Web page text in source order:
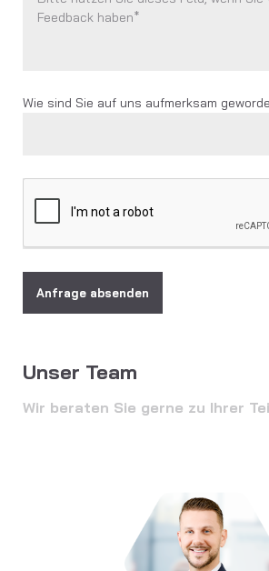
Wie sind Sie auf uns aufmerksam
Anfrage absenden
Unser Team
Wir beraten Sie gerne zu Ihrer